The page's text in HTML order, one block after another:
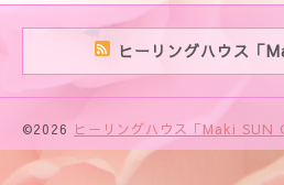
ヒーリングハウス「
©2026 ヒーリングハウス「Maki SUN